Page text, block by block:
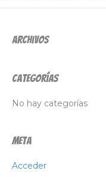
Archivos
Categorías
No hay categorías
Meta
Acceder